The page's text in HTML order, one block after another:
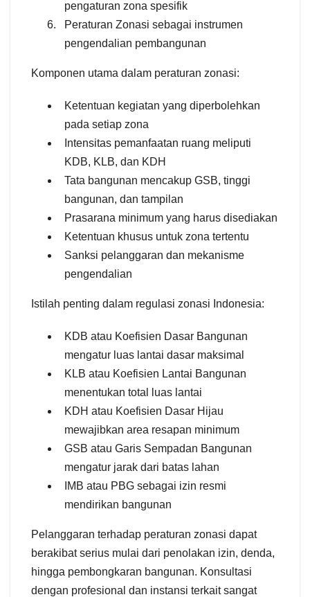
pengaturan zona spesifik
Peraturan Zonasi sebagai instrumen
pengendalian pembangunan
Komponen utama dalam peraturan zonasi:
Ketentuan kegiatan yang diperbolehkan
pada setiap zona
Intensitas pemanfaatan ruang meliputi
KDB, KLB, dan KDH
Tata bangunan mencakup GSB, tinggi
bangunan, dan tampilan
Prasarana minimum yang harus disediakan
Ketentuan khusus untuk zona tertentu
Sanksi pelanggaran dan mekanisme
pengendalian
Istilah penting dalam regulasi zonasi Indonesia:
KDB atau Koefisien Dasar Bangunan
mengatur luas lantai dasar maksimal
KLB atau Koefisien Lantai Bangunan
menentukan total luas lantai
KDH atau Koefisien Dasar Hijau
mewajibkan area resapan minimum
GSB atau Garis Sempadan Bangunan
mengatur jarak dari batas lahan
IMB atau PBG sebagai izin resmi
mendirikan bangunan
Pelanggaran terhadap peraturan zonasi dapat
berakibat serius mulai dari penolakan izin, denda,
hingga pembongkaran bangunan. Konsultasi
dengan profesional dan instansi terkait sangat